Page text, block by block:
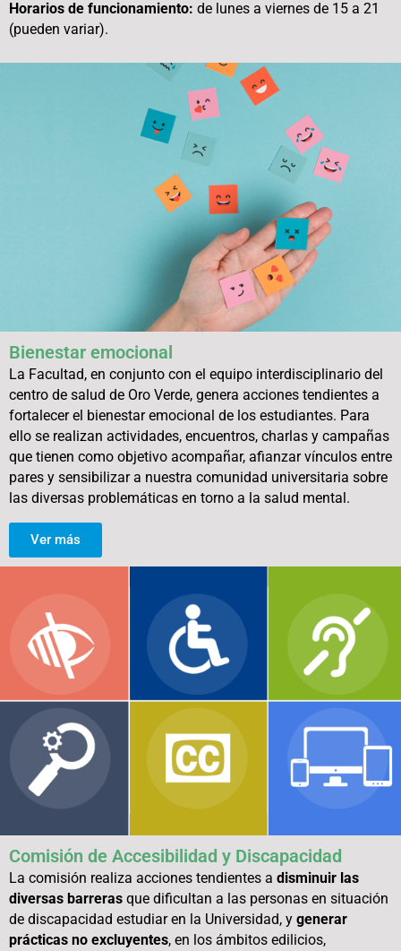
Horarios de funcionamiento: de lunes a viernes de 15 a 21
(pueden variar).
Bienestar emocional
La Facultad, en conjunto con el equipo interdisciplinario del
centro de salud de Oro Verde, genera acciones tendientes a
fortalecer el bienestar emocional de los estudiantes. Para
ello se realizan actividades, encuentros, charlas y campañas
que tienen como objetivo acompañar, afianzar vínculos entre
pares y sensibilizar a nuestra comunidad universitaria sobre
las diversas problemáticas en torno a la salud mental.
Ver más
Comisión de Accesibilidad y Discapacidad
La comisión realiza acciones tendientes a disminuir las
diversas barreras que dificultan a las personas en situación
de discapacidad estudiar en la Universidad, y generar
prácticas no excluyentes, en los ámbitos edilicios,